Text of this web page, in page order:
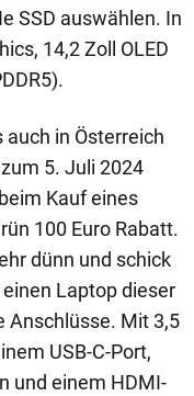
SSD auswählen. In
14,2 Zoll OLED
in Österreich
5. Juli 2024
Kauf eines
100 Euro Rabatt.
dünn und schick
Laptop dieser
Anschlüsse. Mit 3,5
USB-C-Port,
und einem HDMI-